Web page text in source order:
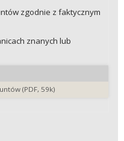
zgodnie z faktycznym
znanych lub
(PDF, 59k)